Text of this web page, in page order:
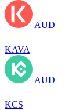
AUD
KAVA
AUD
KCS